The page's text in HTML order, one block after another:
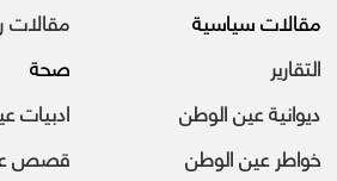
مقالات سياسية
مقالات
التقارير
صحة
ديوانية عين الوطن
ادبيات
خواطر عين الوطن
قصص